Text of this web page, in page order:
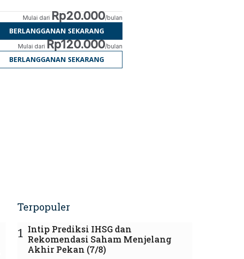
Mulai dari Rp20.000/bulan
BERLANGGANAN SEKARANG
Mulai dari Rp120.000/bulan
BERLANGGANAN SEKARANG
Terpopuler
1 Intip Prediksi IHSG dan
Rekomendasi Saham Menjelang
Akhir Pekan (7/8)